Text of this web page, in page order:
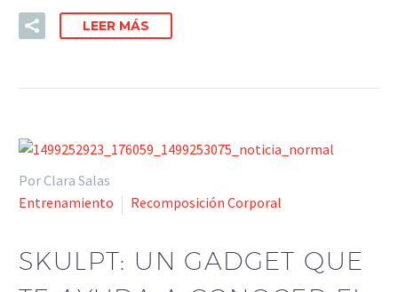
LEER MÁS
Por Clara Salas
Entrenamiento
Recomposición Corporal
SKULPT: UN GADGET QUE